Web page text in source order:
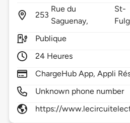
253
Rue du
Saguenay,
St-
Publique
24 Heures
ChargeHub App, Appli
Unknown phone number
https://